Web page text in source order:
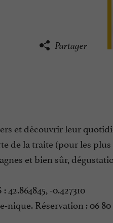
Partager
et découvrir leur
de la traite (pour les
et bien sûr,
42.864845, -0.427310
Réservation : 06 80